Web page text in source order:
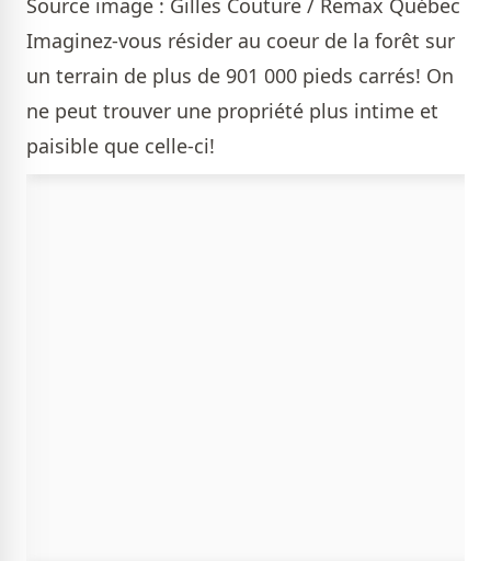
Imaginez-vous résider au coeur de la forêt sur
un terrain de plus de 901 000 pieds carrés! On
ne peut trouver une propriété plus intime et
paisible que celle-ci!